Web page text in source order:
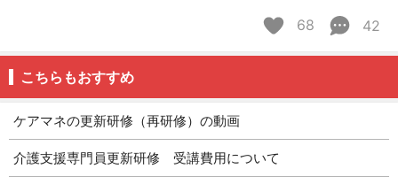
68
42
こちらもおすすめ
ケアマネの更新研修（再研修）の動画
介護支援専門員更新研修 受講費用について